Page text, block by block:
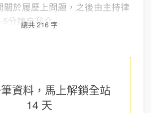
關於履歷上問題，之後由主持律
分鐘自我介...
總共 216 字
資料，馬上解鎖全站
14 天